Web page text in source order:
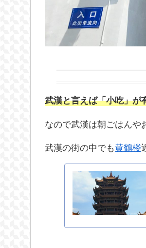
武漢と言えば「小吃」が
なので武漢は朝ごはんや
武漢の街の中でも黄鶴楼